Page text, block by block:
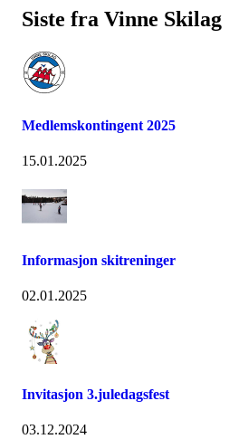
Siste fra Vinne Skilag
Medlemskontingent 2025
15.01.2025
Informasjon skitreninger
02.01.2025
Invitasjon 3.juledagsfest
03.12.2024